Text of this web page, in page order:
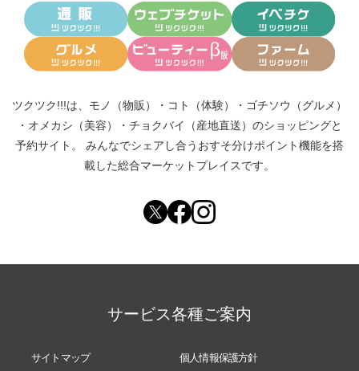
ツクツク!!!は、 モノ（物販） ・ コト（体験） ・ ゴチソウ（グルメ）
・ オメカシ（美容） ・ チョクバイ（産地直送） のショッピングと
予約サイト。
みんなでシェアし合う おすそ分けポイント機能を搭
載した総合マーケットプレイスです。
サービス各種ご案内
サイトマップ 個人情報保護方針